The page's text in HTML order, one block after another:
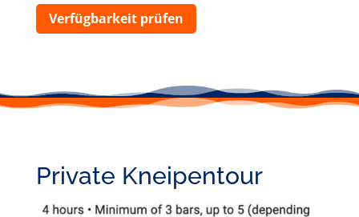
Verfügbarkeit prüfen
Private Kneipentour